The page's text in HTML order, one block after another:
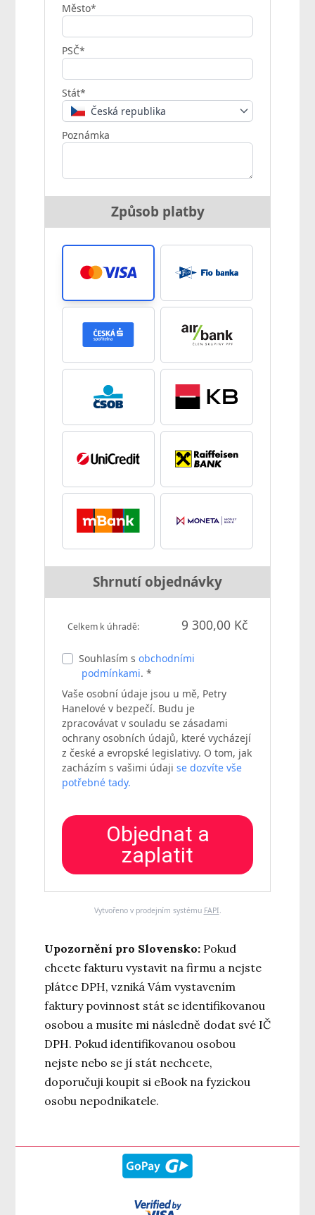
Město*
PSČ*
Stát*
Česká republika
Poznámka
Způsob platby
Shrnutí objednávky
Celkem k úhradě: 9 300,00 Kč
Souhlasím s obchodními
podmínkami. *
Vaše osobní údaje jsou u mě, Petry
Hanelové v bezpečí. Budu je
zpracovávat v souladu se zásadami
ochrany osobních údajů, které vycházejí
z české a evropské legislativy. O tom, jak
zacházím s vašimi údaji se dozvíte vše
potřebné tady.
Objednat a
zaplatit
Vytvořeno v prodejním systému FAPI.
Upozornění pro Slovensko:Pokud
chcete fakturu vystavit na firmu a nejste
plátce DPH, vzniká Vám vystavením
faktury povinnost stát se identifikovanou
osobou a musíte mi následně dodat své IČ
DPH. Pokud identifikovanou osobou
nejste nebo se jí stát nechcete,
doporučuji koupit si eBook na fyzickou
osobu nepodnikatele.